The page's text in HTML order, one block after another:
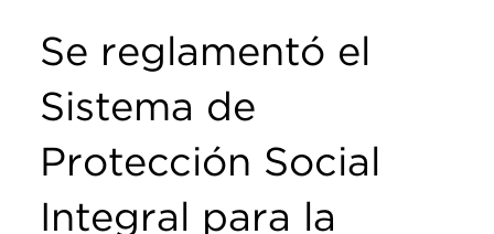
Se reglamentó el
Sistema de
Protección Social
Integral para la